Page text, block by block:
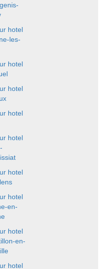
hotel
les-
hotel
hotel
hotel
hotel
hotel
hotel
en-
hotel
en-
hotel